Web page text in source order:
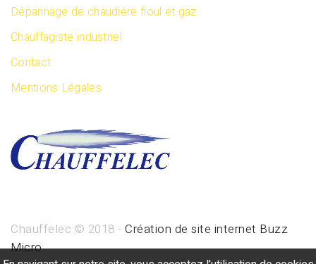
Dépannage de chaudière fioul et gaz
Chauffagiste industriel
Contact
Mentions Légales
Chauffelec © 2018 - Création de site internet Buzz
Micro